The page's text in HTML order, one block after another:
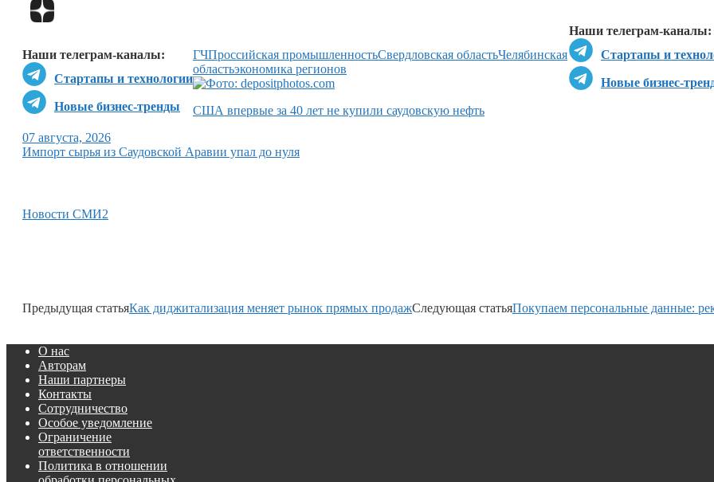
Наши телеграм-каналы:
Стартапы и
Новые бизнес-
Наши телеграм-каналы:
Стартапы и технологии
Новые бизнес-тренды
ГЧПроссийская промышленностьСвердловская областьЧелябинская
областьэкономика регионов
США впервые за 40 лет не купили саудовскую нефть
07 августа, 2026
Импорт сырья из Саудовской Аравии упал до нуля
Новости СМИ2
Предыдущая статьяКак диджитализация меняет рынок прямых продажСледующая статьяПокупаем персональные данные:
О нас
Авторам
Наши партнеры
Контакты
Сотрудничество
Особое уведомление
Ограничение
ответственности
Политика в отношении